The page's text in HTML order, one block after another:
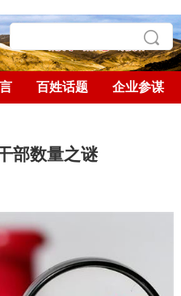
百姓话题 企业参谋
部数量之谜